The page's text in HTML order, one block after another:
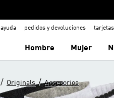
ayuda pedidos y devoluciones
Hombre Mujer
/ Originals / Accesorios